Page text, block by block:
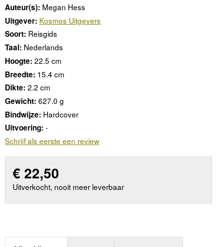
Auteur(s): Megan Hess
Uitgever: Kosmos Uitgevers
Soort: Reisgids
Taal: Nederlands
Hoogte: 22.5 cm
Breedte: 15.4 cm
Dikte: 2.2 cm
Gewicht: 627.0 g
Bindwijze: Hardcover
Uitvoering: -
Schrijf als eerste een review
€ 22,50
Uitverkocht, nooit meer leverbaar